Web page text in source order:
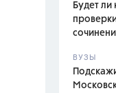
Будет ли
ВУЗЫ